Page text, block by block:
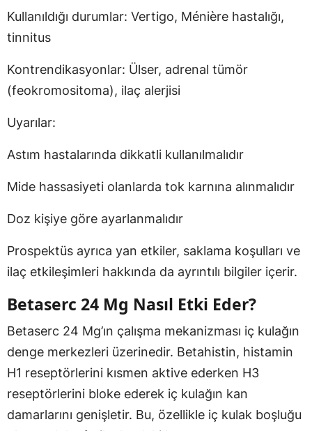
Kullanıldığı durumlar: Vertigo, Ménière hastalığı,
tinnitus
Kontrendikasyonlar: Ülser, adrenal tümör
(feokromositoma), ilaç alerjisi
Uyarılar:
Astım hastalarında dikkatli kullanılmalıdır
Mide hassasiyeti olanlarda tok karnına alınmalıdır
Doz kişiye göre ayarlanmalıdır
Prospektüs ayrıca yan etkiler, saklama koşulları ve
ilaç etkileşimleri hakkında da ayrıntılı bilgiler içerir.
Betaserc 24 Mg Nasıl Etki Eder?
Betaserc 24 Mg’ın çalışma mekanizması iç kulağın
denge merkezleri üzerinedir. Betahistin, histamin
H1 reseptörlerini kısmen aktive ederken H3
reseptörlerini bloke ederek iç kulağın kan
damarlarını genişletir. Bu, özellikle iç kulak boşluğu